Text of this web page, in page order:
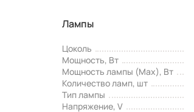
Лампы
Цоколь
Мощность, Вт
Мощность лампы (Max), Вт
Количество ламп, шт
Тип лампы
Напряжение, V